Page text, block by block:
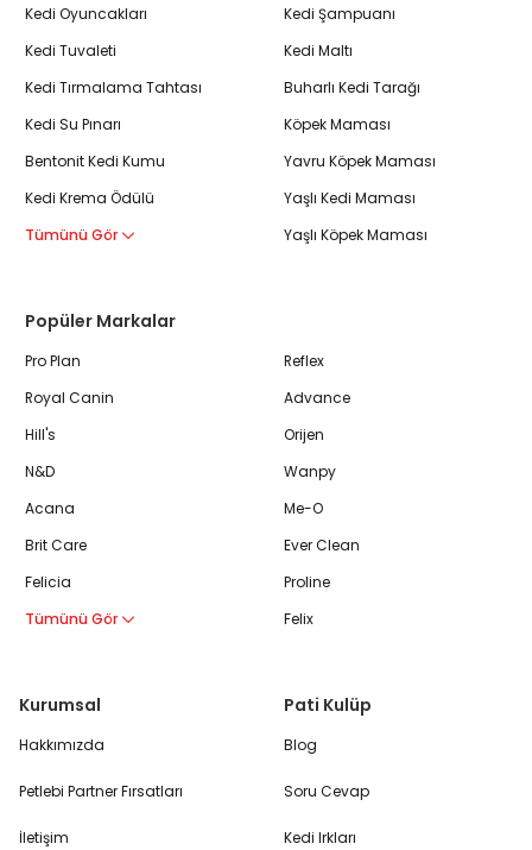
Kedi Oyuncakları
Kedi Tuvaleti
Kedi Tırmalama Tahtası
Kedi Su Pınarı
Bentonit Kedi Kumu
Kedi Krema Ödülü
Tümünü Gör
Kedi Şampuanı
Kedi Maltı
Buharlı Kedi Tarağı
Köpek Maması
Yavru Köpek Maması
Yaşlı Kedi Maması
Yaşlı Köpek Maması
Popüler Markalar
Pro Plan
Royal Canin
Hill's
N&D
Acana
Brit Care
Felicia
Tümünü Gör
Reflex
Advance
Orijen
Wanpy
Me-O
Ever Clean
Proline
Felix
Kurumsal
Hakkımızda
Petlebi Partner Fırsatları
İletişim
Pati Kulüp
Blog
Soru Cevap
Kedi Irkları